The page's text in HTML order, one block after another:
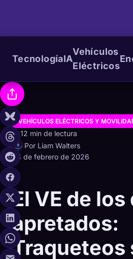
TecnologíaIA
Vehículos
Eléctricos
VEHÍCULOS ELÉCTRICOS Y
12 min de lectura
Por Liam Walters
24 de febrero de 2026
El VE de
apretados:
Traqueteos